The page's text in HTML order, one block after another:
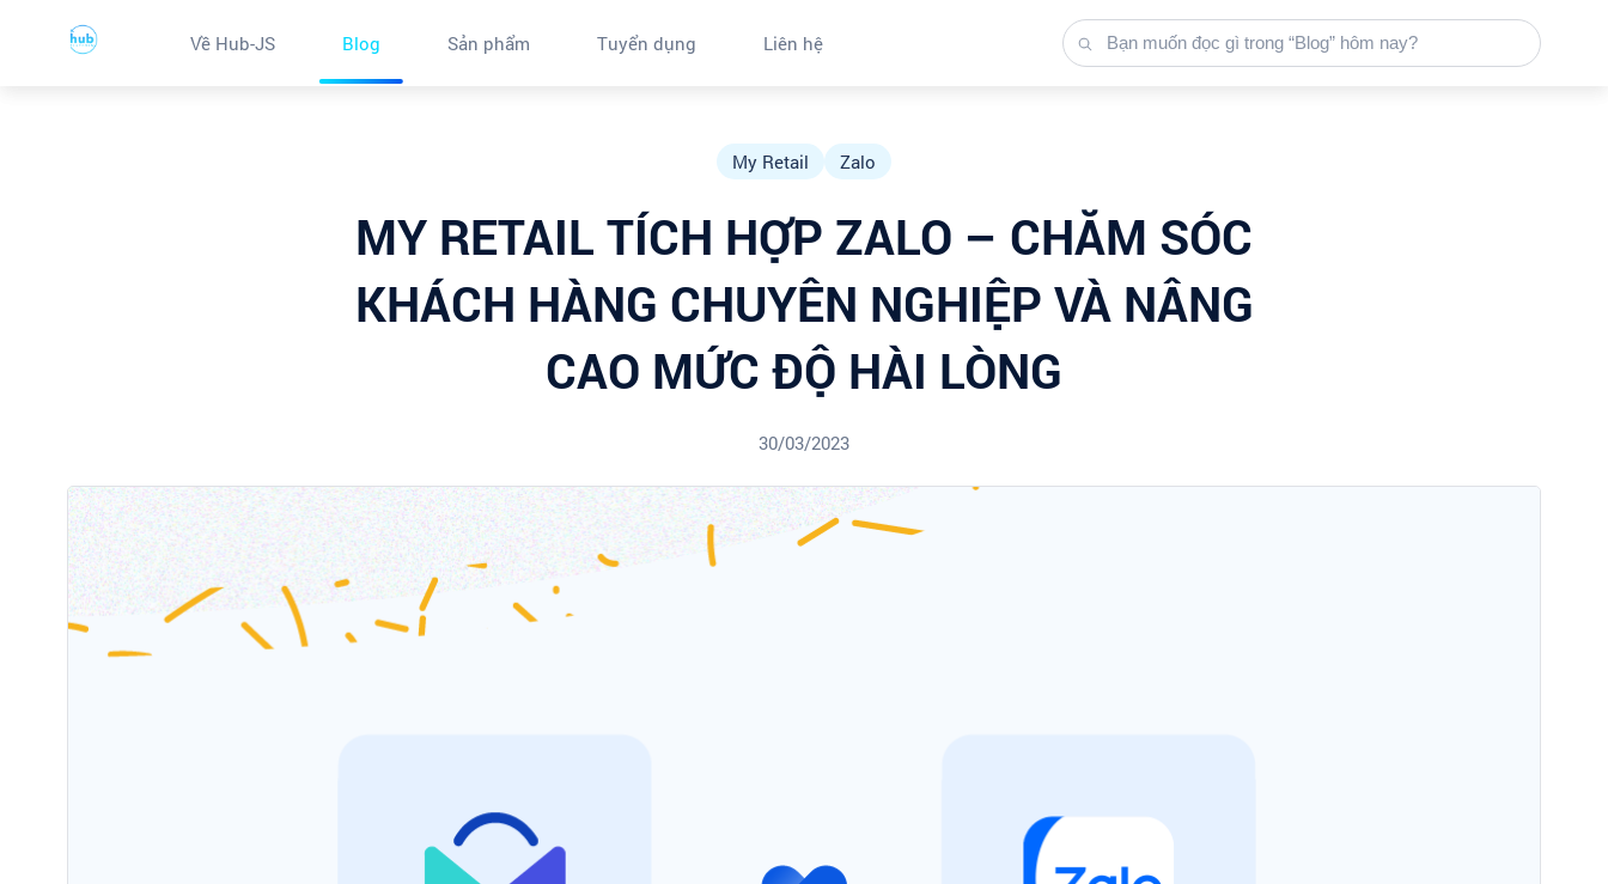
Về Hub-JS Blog Sản phẩm Tuyển dụng Liên hệ
My Retail Zalo
MY RETAIL TÍCH HỢP ZALO – CHĂM SÓC
KHÁCH HÀNG CHUYÊN NGHIỆP VÀ NÂNG
CAO MỨC ĐỘ HÀI LÒNG
30/03/2023